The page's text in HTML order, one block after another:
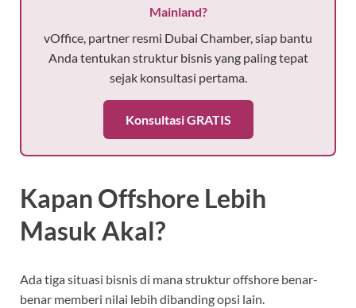
Mainland?
vOffice, partner resmi Dubai Chamber, siap bantu
Anda tentukan struktur bisnis yang paling tepat
sejak konsultasi pertama.
Konsultasi GRATIS
Kapan Offshore Lebih
Masuk Akal?
Ada tiga situasi bisnis di mana struktur offshore benar-
benar memberi nilai lebih dibanding opsi lain.